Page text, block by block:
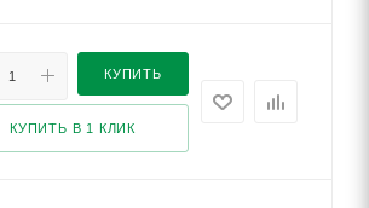
КУПИТЬ
КУПИТЬ В 1 КЛИК